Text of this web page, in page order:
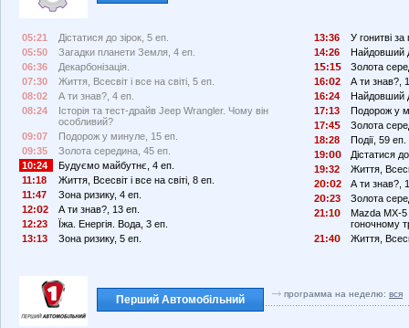
05:21
Дістатися до зірок, 5 еп.
05:50
Загадки планети Земля, 4 еп.
06:36
Декарбонізація.
07:30
Життя, Всесвіт і все на світі, 5 еп.
08:02
А ти знав?, 4 еп.
08:24
Історія та тест-драйв Jeep Wrangler. Чому він
особливий?
09:07
Подорож у минуле, 15 еп.
09:35
Золота середина, 45 еп.
10:24
Будуємо майбутнє, 4 еп.
11:18
Життя, Всесвіт і все на світі, 8 еп.
11:47
Зона ризику, 4 еп.
12:
2
А ти знав?, 13 еп.
12:23
Їжа. Енергія. Вода, 3 еп.
13:13
Зона ризику, 5 еп.
13:36
У гонитві за
14:26
Найдовший
1
:1
Золота
16:
2
А ти знав?,
16:24
Найдовший
17:13
Подорож у
17:4
Золота
18:28
Події, 59 еп.
19:
Дістатися
19:32
Життя,
2
: 2
А ти знав?,
2
:23
Золота
21:1
Mazda MX-
гоночному
21:4
Життя,
Перший Автомобільний программа на неделю: вся